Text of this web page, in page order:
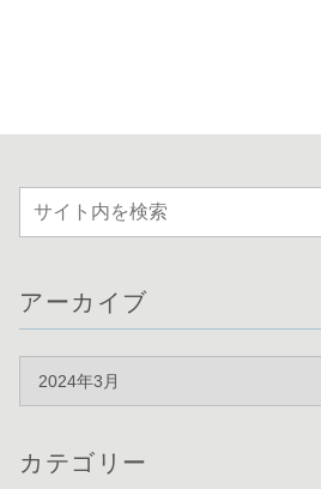
アーカイブ
カテゴリー